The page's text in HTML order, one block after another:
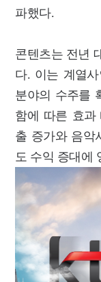
파했다.
콘텐츠는 전년
다. 이는 계열
분야의 수주를
함에 따른 효과
출 증가와 음악
도 수익 증대에